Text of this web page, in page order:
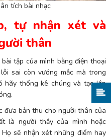
tích bài nhạc
tự nhận xét và
thân
tập của mình bằng điện thoại
sai còn vướng mắc mà trong
hãy thống kê chúng và tạo lập
đưa bản thu cho người thân của
là người thầy của mình hoặc
sẽ nhận xét những điểm hay